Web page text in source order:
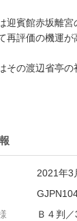
迎賓館赤坂離
再評価の機運が
その渡辺省亭の
2021年3
Ｂ４判